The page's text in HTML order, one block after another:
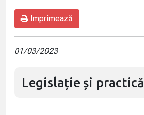
Imprimează
01/03/2023
Legislație și practică